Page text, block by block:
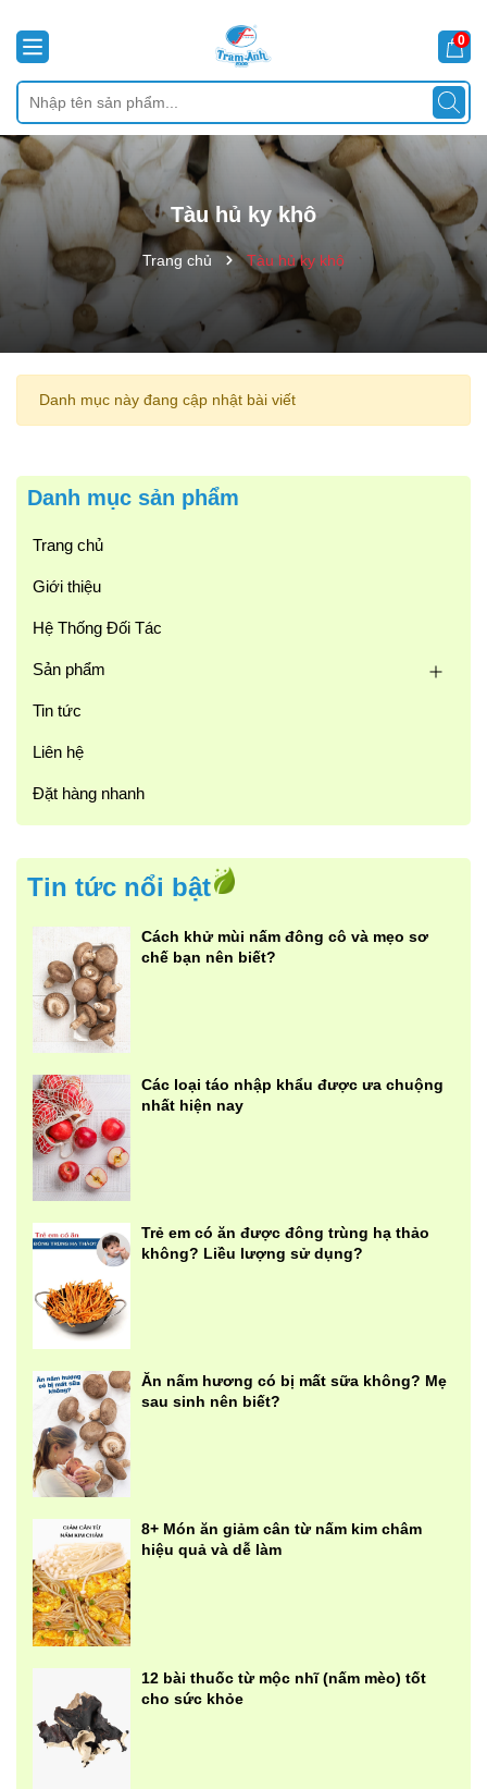
0
Tàu hủ ky khô
Trang chủ Tàu hủ ky khô
Danh mục này đang cập nhật bài viết
Danh mục sản phẩm
Trang chủ
Giới thiệu
Hệ Thống Đối Tác
Sản phẩm
Tin tức
Liên hệ
Đặt hàng nhanh
Tin tức nổi bật
Cách khử mùi nấm đông cô và mẹo sơ
chế bạn nên biết?
Các loại táo nhập khẩu được ưa chuộng
nhất hiện nay
Trẻ em có ăn được đông trùng hạ thảo
không? Liều lượng sử dụng?
Ăn nấm hương có bị mất sữa không? Mẹ
sau sinh nên biết?
8+ Món ăn giảm cân từ nấm kim châm
hiệu quả và dễ làm
12 bài thuốc từ mộc nhĩ (nấm mèo) tốt
cho sức khỏe